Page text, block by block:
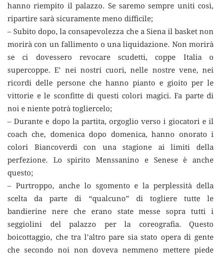
hanno riempito il palazzo. Se saremo sempre uniti così,
ripartire sarà sicuramente meno difficile;
– Subito dopo, la consapevolezza che a Siena il basket non
morirà con un fallimento o una liquidazione. Non morirà
se ci dovessero revocare scudetti, coppe Italia o
supercoppe. E’ nei nostri cuori, nelle nostre vene, nei
ricordi delle persone che hanno pianto e gioito per le
vittorie e le sconfitte di questi colori magici. Fa parte di
noi e niente potrà togliercelo;
– Durante e dopo la partita, orgoglio verso i giocatori e il
coach che, domenica dopo domenica, hanno onorato i
colori Biancoverdi con una stagione ai limiti della
perfezione. Lo spirito Menssanino e Senese è anche
questo;
– Purtroppo, anche lo sgomento e la perplessità della
scelta da parte di “qualcuno” di togliere tutte le
bandierine nere che erano state messe sopra tutti i
seggiolini del palazzo per la coreografia. Questo
boicottaggio, che tra l’altro pare sia stato opera di gente
che secondo noi non doveva nemmeno mettere piede